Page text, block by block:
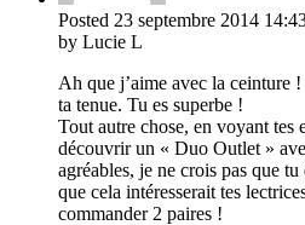
Posted 23 septembre 2014
by Lucie L
Ah que j’aime avec la ceinture
ta tenue. Tu es superbe !
Tout autre chose, en voyant tes
découvrir un « Duo Outlet »
agréables, je ne crois pas que
que cela intéresserait tes
commander 2 paires !